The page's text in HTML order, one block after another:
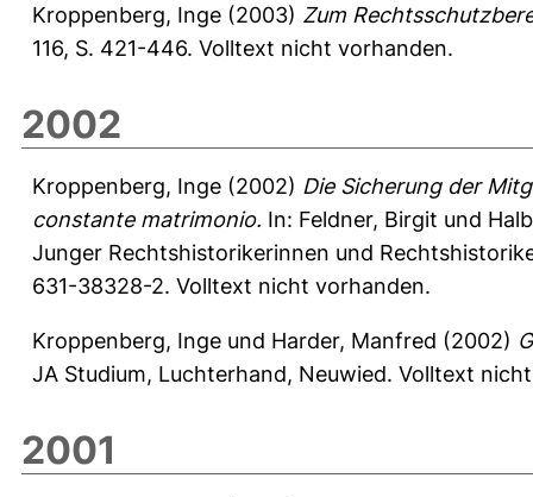
Kroppenberg, Inge (2003) Zum
116, S. 421-446. Volltext nicht vorhanden.
2002
Kroppenberg, Inge (2002) Die Sicherung der
constante matrimonio. In: Feldner, Birgit und
Junger Rechtshistorikerinnen und
631-38328-2. Volltext nicht vorhanden.
Kroppenberg, Inge und Harder, Manfred (2002)
JA Studium, Luchterhand, Neuwied. Volltext
2001